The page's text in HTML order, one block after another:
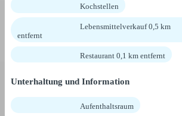
Kochstellen
Lebensmittelverkauf 0,5 km
entfernt
Restaurant 0,1 km entfernt
Unterhaltung und Information
Aufenthaltsraum